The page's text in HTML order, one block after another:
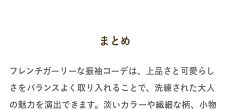
まとめ
フレンチガーリーな振袖コーデは、上品さと可愛らし
さをバランスよく取り入れることで、洗練された大人
の魅力を演出できます。淡いカラーや繊細な柄、小物